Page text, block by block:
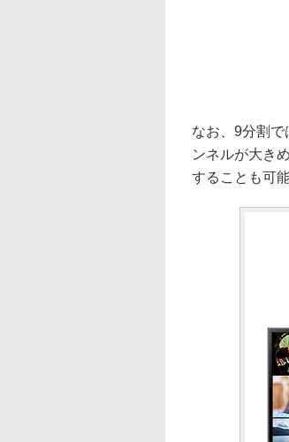
なお、9分割
ンネルが大き
することも可能